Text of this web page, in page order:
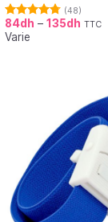
Note4.73
sur 5
(48)
84dh – 135dh TTC
Varie